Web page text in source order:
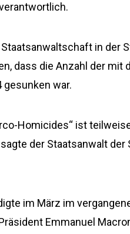
in der
dass die Anzahl der mit
war.
Homicides“ ist
der Staatsanwalt der
im März im
Emmanuel